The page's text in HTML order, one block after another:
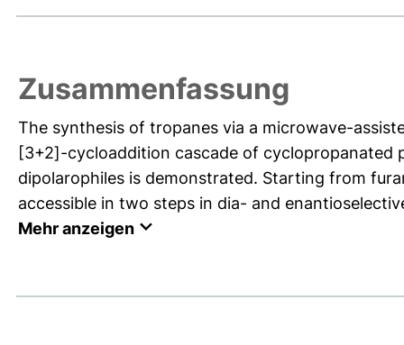
Zusammenfassung
The synthesis of tropanes via a microwave-
[3+2]-cycloaddition cascade of
dipolarophiles is demonstrated. Starting from
accessible in two steps in dia- and
Mehr anzeigen